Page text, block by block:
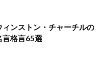
ィンストン・チャーチルの
言格言65選